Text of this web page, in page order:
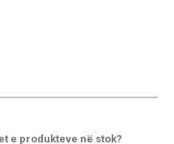
e produkteve në stok?